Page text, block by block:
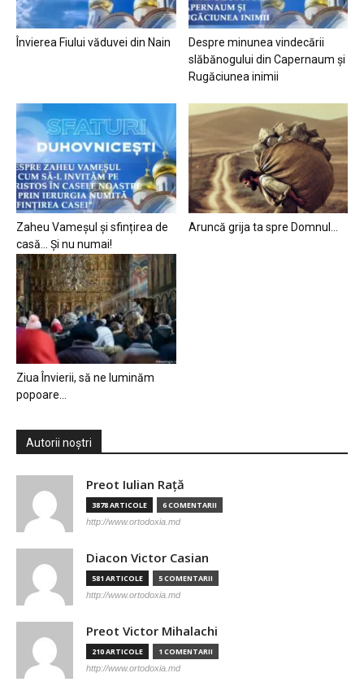
Învierea Fiului văduvei din Nain
Despre minunea vindecării
slăbănogului din Capernaum și
Rugăciunea inimii
Zaheu Vameșul și sfințirea de
casă… Și nu numai!
Aruncă grija ta spre Domnul…
Ziua Învierii, să ne luminăm
popoare…
Autorii noștri
Preot Iulian Raţă
3878 ARTICOLE 6 COMENTARII
http://www.ortodoxia.md
Diacon Victor Casian
581 ARTICOLE 5 COMENTARII
http://www.ortodoxia.md
Preot Victor Mihalachi
210 ARTICOLE 1 COMENTARII
http://www.ortodoxia.md